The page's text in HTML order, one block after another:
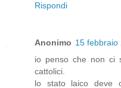
Rispondi
Anonimo 15 febbraio
io penso che non ci
cattolici.
lo stato laico deve